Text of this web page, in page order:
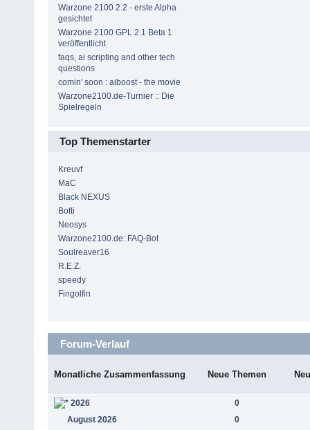
Warzone 2100 2.2 - erste Alpha
gesichtet
Warzone 2100 GPL 2.1 Beta 1
veröffentlicht
faqs, ai scripting and other tech
questions
comin' soon : aiboost - the movie
Warzone2100.de-Turnier :: Die
Spielregeln
Top Themenstarter
Kreuvf
MaC
Black NEXUS
Botti
Neosys
Warzone2100.de: FAQ-Bot
Soulreaver16
R.E.Z.
speedy
Fingolfin
Forum-Verlauf
Monatliche Zusammenfassung Neue Themen
2026
0
August 2026
0